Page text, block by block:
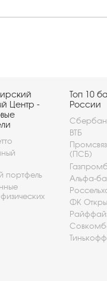
Центр -
портфель
Топ 10
России
ВТБ
(ПСБ)
Альфа-
ФК